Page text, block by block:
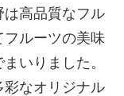
高品質なフル
ルーツの美味
いりました。
彩なオリジナル